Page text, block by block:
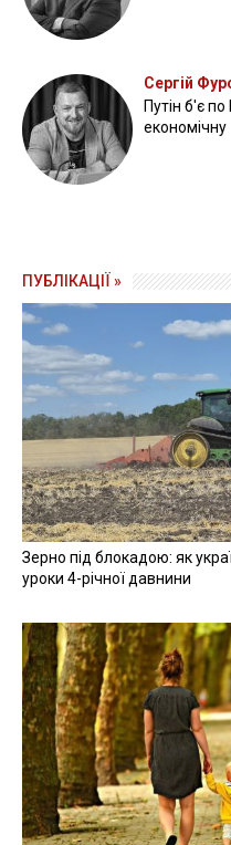
Сергій
Путін б'є
економічну
ПУБЛІКАЦІЇ »
Зерно під блокадою: як
уроки 4-річної давнини